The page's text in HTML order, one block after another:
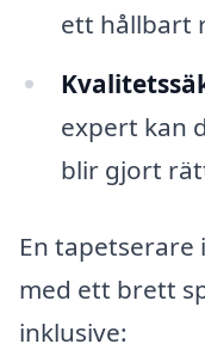
ett hållbart
expert kan
blir gjort
En tapetserare
med ett brett
inklusive: